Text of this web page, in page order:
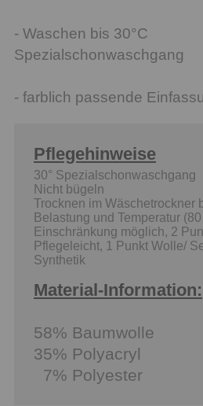
- Waschen bis 30°C
Spezialschonwaschgang
- farblich passende
Pflegehinweise
30° Spezialschonwaschgang
Nicht bügeln
Trocknen im Wäschetrockner
Belastung und Temperatur
Einschränkung möglich, 2
Pflegeleicht, 1 Punkt Wolle/
Synthetik
Material-Information:
58% Baumwolle
35% Polyacryl
7% Polyester